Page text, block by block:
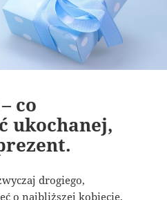
co
ukochanej,
drogiego,
o najbliższej kobiecie.